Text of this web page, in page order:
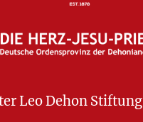
Leo Dehon Stiftung